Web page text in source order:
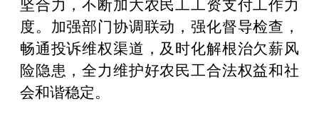
度。加强部门协调联动，强化督导检查，
畅通投诉维权渠道，及时化解根治欠薪风
险隐患，全力维护好农民工合法权益和社
会和谐稳定。